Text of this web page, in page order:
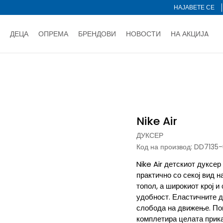
НАЈАВЕТЕ СЕ
ДЕЦА ОПРЕМА БРЕНДОВИ НОВОСТИ НА АКЦИЈA
Nike Air
ДУКСЕР
Код на производ:
Nike Air детскиот
практично со секој вид
топол, а широкиот крој
удобност. Еластичните
слобода на движење.
комплетира целата